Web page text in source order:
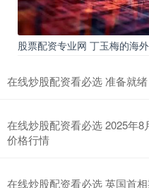
股票配资专业网 丁玉梅的海
在线炒股配资看必选 准备就
在线炒股配资看必选 2025年
价格行情
在线炒股配资看必选 英国首